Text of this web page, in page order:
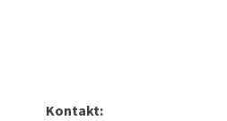
Kontakt: